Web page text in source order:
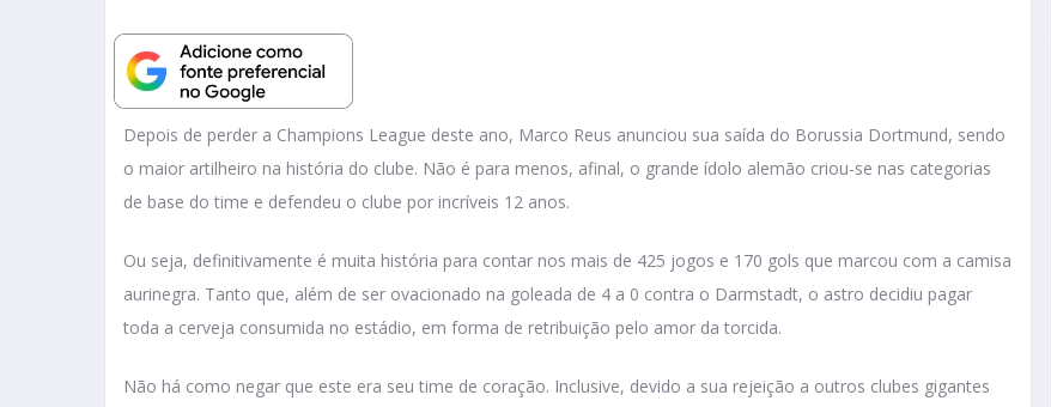
Depois de perder a Champions League deste ano, Marco Reus anunciou sua saída do Borussia Dortmund, sendo
o maior artilheiro na história do clube. Não é para menos, afinal, o grande ídolo alemão criou-se nas categorias
de base do time e defendeu o clube por incríveis 12 anos.
Ou seja, definitivamente é muita história para contar nos mais de 425 jogos e 170 gols que marcou com a camisa
aurinegra. Tanto que, além de ser ovacionado na goleada de 4 a 0 contra o Darmstadt, o astro decidiu pagar
toda a cerveja consumida no estádio, em forma de retribuição pelo amor da torcida.
Não há como negar que este era seu time de coração. Inclusive, devido a sua rejeição a outros clubes gigantes